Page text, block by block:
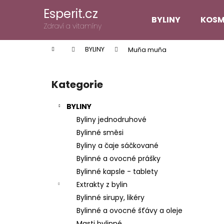
Esperit.cz
Zdraví a vitamíny
BYLINY
Domů BYLINY Muňa muňa
Přeskočit
kategorie
Kategorie
BYLINY
Byliny jednodruhové
Bylinné směsi
Byliny a čaje sáčkované
Bylinné a ovocné prášky
Bylinné kapsle - tablety
Extrakty z bylin
Bylinné sirupy, likéry
Bylinné a ovocné šťávy a oleje
í
Zpět
do
Zpět
do